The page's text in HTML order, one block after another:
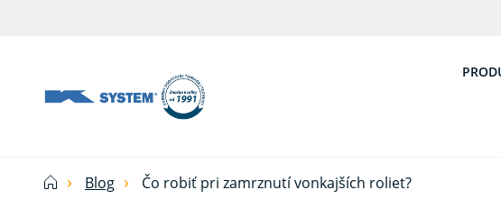
technika
domácnosť
Blog Čo robiť pri zamrznutí vonkajších roliet?